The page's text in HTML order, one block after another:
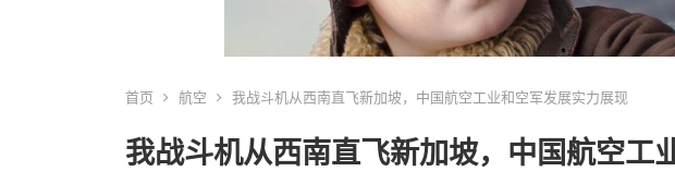
首页 航空 我战斗机从西南直飞新加坡，中国航空工业和空军发展实力展现
我战斗机从西南直飞新加坡，中国航空工